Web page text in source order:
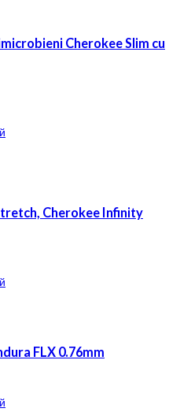
Cherokee Slim cu
Cherokee Infinity
FLX 0.76mm